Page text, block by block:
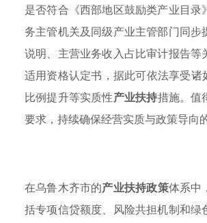
是否符合《西部地区鼓励类产业目
务主管机关及同级产业主管部门同
说明、主营业务收入占比审计报告
适用资格认定书，据此可依法享受
比例提升等实质性产业扶持措施。值
要求，持续确保经营实质与政策导向
在乌鲁木齐市的产业扶持政策体系中
括专项信贷额度、风险共担机制和